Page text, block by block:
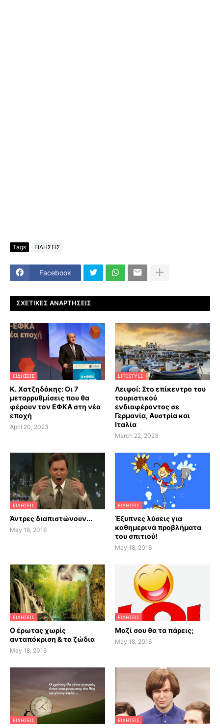
Tags ΕΙΔΗΣΕΙΣ
Facebook
ΣΧΕΤΙΚΈΣ ΑΝΑΡΤΉΣΕΙΣ
ΕΙΔΗΣΕΙΣ
Κ. Χατζηδάκης: Οι 7
μεταρρυθμίσεις που θα
φέρουν τον ΕΦΚΑ στη νέα
εποχή
April 20, 2023
LIFESTYLE
Λειψοί: Στο επίκεντρο του
τουριστικού
ενδιαφέροντος σε
Γερμανία, Αυστρία και
Ιταλία
March 22, 2023
ΕΙΔΗΣΕΙΣ
Άντρες διαπιστώνουν...
May 18, 2016
ΕΙΔΗΣΕΙΣ
Έξυπνες λύσεις για
καθημερινά προβλήματα
του σπιτιού!
May 18, 2016
ΕΙΔΗΣΕΙΣ
Ο έρωτας χωρίς
ανταπόκριση & τα ζώδια
May 18, 2016
ΕΙΔΗΣΕΙΣ
Μαζί σου θα τα πάρεις;
May 18, 2016
ΕΙΔΗΣΕΙΣ ΕΙΔΗΣΕΙΣ